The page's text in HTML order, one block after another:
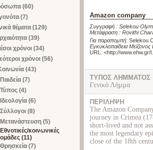
(60)
(7)
θέματα (129)
(39)
χρόνοι (34)
χρόνοι (56)
(43)
Παιδεία (7)
Τύπος (4)
Ιδεολογία (6)
Σύλλογοι (8)
Μετανάστευση (5)
Εθνοτικές/κοινωνικές
ομάδες (11)
Θρησκεία (7)
Amazon company
Συγγραφή : Selekou
Μετάφραση : Rovithi
Για παραπομπή: Selekou
Εγκυκλοπαίδεια
URL: <http://www.ehw.gr/
ΤΥΠΟΣ ΛΗΜΜΑΤΟΣ
Γενικό Λήμμα
ΠΕΡΙΛΗΨΗ
The Amazon
journey in Crimea
short-lived and not
the most legendary
close of the 18th